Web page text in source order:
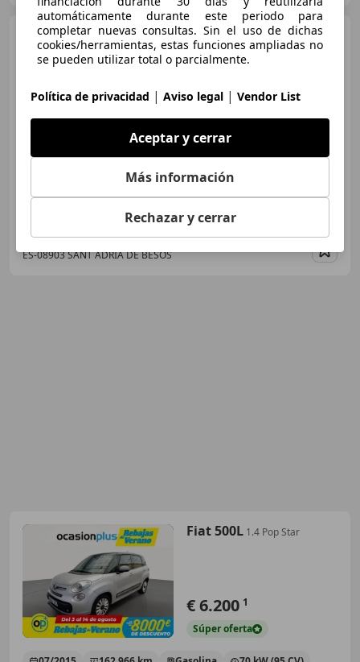
Fiat 500L 1.4 Pop Star
€ 8.190
Precio justo
AUTOHERO BARCELONA
ES-08903 SANT ADRIÀ DE BESÒS
Fiat 500L 1.4 Pop Star
€ 6.200 1
Súperoferta
automáticamente durante este periodo para
completar nuevas consultas. Sin el uso de dichas
cookies/herramientas, estas funciones ampliadas no
se pueden utilizar total o parcialmente.
Política de privacidad | Aviso legal | Vendor List
Aceptar y cerrar
Más información
Rechazar y cerrar